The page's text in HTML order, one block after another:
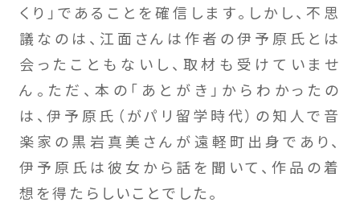
くり」であることを確信します。しかし、不思
議なのは、江面さんは作者の伊予原氏とは
会ったこともないし、取材も受けていませ
ん。ただ、本の「あとがき」からわかったの
は、伊予原氏（がパリ留学時代）の知人で音
楽家の黒岩真美さんが遠軽町出身であり、
伊予原氏は彼女から話を聞いて、作品の着
想を得たらしいことでした。